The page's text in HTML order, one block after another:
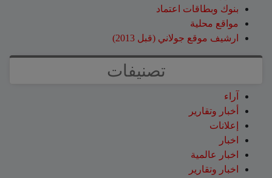
بنوك وبطاقات اعتماد
مواقع محلية
ارشيف موقع جولاني (قبل 2013)
تصنيفات
آراء
أخبار وتقارير
إعلانات
اخبار
اخبار عالمية
اخبار وتقارير